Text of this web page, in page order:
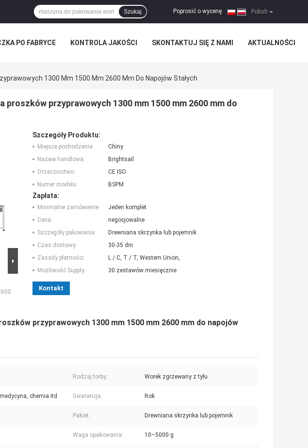
Polish
Poprosić o wycenę |
Szukaj
PO FABRYCE KONTROLA JAKOŚCI SKONTAKTUJ SIĘ Z NAMI AKTUALNOŚCI
1300 Mm 1500 Mm 2600 Mm Do Napojów Stałych
proszków przyprawowych 1300 mm 1500 mm 2600 mm do
Szczegóły Produktu:
Miejsce pochodzenia:
Chiny
Nazwa handlowa:
Brightsail
Orzecznictwo:
CE ISO
Numer modelu:
BSPM
Zapłata:
Minimalne zamówienie:
Jeden komplet
Cena:
negocjowalne
Szczegóły pakowania:
Drewniana skrzynka lub pojemnik
Czas dostawy:
30-35 dni
Zasady płatności:
L / C, T / T, Western Union,
Możliwość Supply:
30 zestawów miesięcznie
Kontakt
przyprawowych 1300 mm 1500 mm 2600 mm do napojów
Rodzaj torby: Worek zgrzewany z tyłu
chemia itd Gwarancja: Rok
Pakiet: Drewniana skrzynka lub pojemnik
Waga opakowania: 10–5000 g